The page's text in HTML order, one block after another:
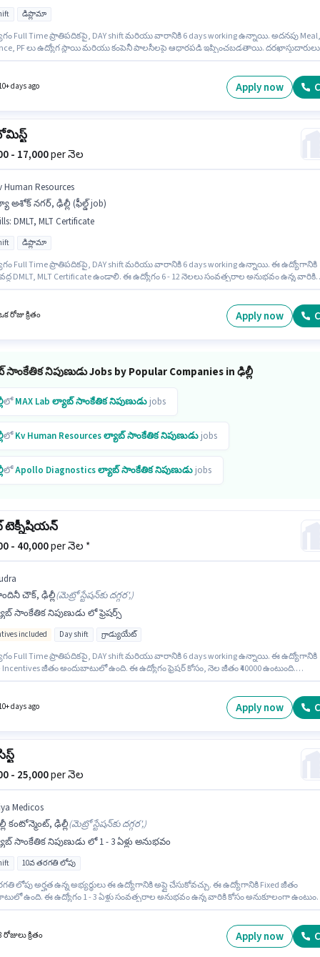
డిప్లొమా
Full Time ప్రాతిపదికపై, DAY shift మరియు వారానికి 6 days working ఉన్నాయి. అదనపు Meal,
PF లు ఉద్యోగ స్థాయి మరియు కంపెనీ పాలసీలపై ఆధారపడి ఇప్పించబడతాయి. దరఖాస్తుదారులు
అందుబాటులో ఉంది.
days ago Apply now
- 17,000per నెల
Human Resources
అశోక్ నగర్, ఢిల్లీ (ఫీల్డ్ job)
: DMLT, MLT Certificate
డిప్లొమా
Full Time ప్రాతిపదికపై, DAY shift మరియు వారానికి 6 days working ఉన్నాయి. ఈ ఉద్యోగానికి
DMLT, MLT Certificate ఉండాలి. ఈ ఉద్యోగం 6 - 12 నెలలు సంవత్సరాల అనుభవం ఉన్న వారికి
విభాగంలో ఫ్లెబటోమిస్ట్ ఉద్యోగానికి క్రియాశీలకంగా నియామకం జరుగుతోంది. ఈ ఉద్యోగానికి Fixed
రోజు క్రితం Apply now
నిపుణుడు Jobs by Popular Companies in ఢిల్లీ
లోMAX Lab ల్యాబ్ సాంకేతిక నిపుణుడుjobs
లోKv Human Resourcesల్యాబ్ సాంకేతిక నిపుణుడుjobs
లోApollo Diagnosticsల్యాబ్ సాంకేతిక నిపుణుడుjobs
Jiva Ayurvedic Pharmacy
టెక్నీషియన్
- 40,000per నెల *
చౌక్, ఢిల్లీ(మెట్రో స్టేషన్‌కు దగ్గర',)
సాంకేతిక నిపుణుడు లో ఫ్రెషర్స్
included Day shift గ్రాడ్యుయేట్
Full Time ప్రాతిపదికపై, DAY shift మరియు వారానికి 6 days working ఉన్నాయి. ఈ ఉద్యోగానికి
Incentives జీతం అందుబాటులో ఉంది. ఈ ఉద్యోగం ఫ్రెషర్ కోసం, నెల జీతం ₹40000 ఉంటుంది.
days ago Apply now
- 25,000per నెల
Medicos
కంటోన్మెంట్, ఢిల్లీ(మెట్రో స్టేషన్‌కు దగ్గర',)
సాంకేతిక నిపుణుడు లో 1 - 3 ఏళ్లు అనుభవం
10వ తరగతి లోపు
లోపు అర్హత ఉన్న అభ్యర్థులు ఈ ఉద్యోగానికి అప్లై చేసుకోవచ్చు. ఈ ఉద్యోగానికి Fixed జీతం
ఉంది. ఈ ఉద్యోగం 1 - 3 ఏళ్లు సంవత్సరాల అనుభవం ఉన్న వారికి కోసం అనుకూలంగా
days working ఉన్నాయి.
రోజులు క్రితం Apply now